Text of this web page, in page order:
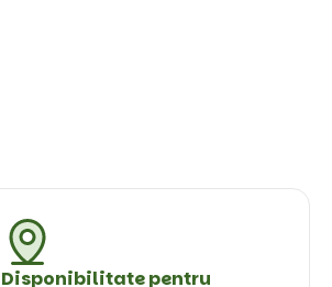
Disponibilitate pentru